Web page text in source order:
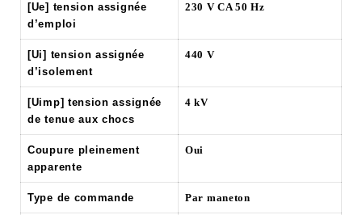
[Ue] tension assignée
d’emploi
230 V CA 50 Hz
[Ui] tension assignée
d’isolement
440 V
[Uimp] tension assignée
de tenue aux chocs
4 kV
Coupure pleinement
apparente
Oui
Type de commande Par maneton